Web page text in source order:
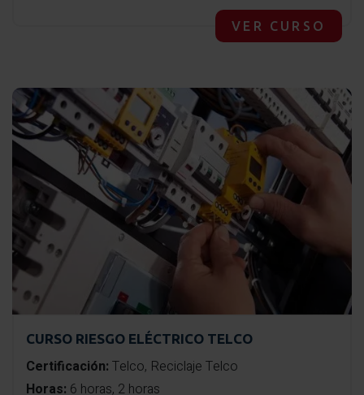
VER CURSO
CURSO RIESGO ELÉCTRICO TELCO
Certificación: Telco, Reciclaje Telco
Horas: 6 horas, 2 horas